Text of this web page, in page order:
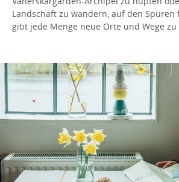
Landschaft zu wandern, auf den Spuren
gibt jede Menge neue Orte und Wege zu